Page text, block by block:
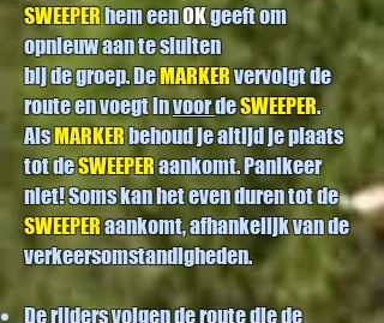
SWEEPERhem eenOKgeeftom
opnieuw aan te sluiten
bij de groep.DeMARKERvervolgt de
route en voegt invoordeSWEEPER.
AlsMARKERbehoud je altijd je plaats
tot deSWEEPERaankomt.Panikeer
niet! Soms kan het even duren tot de
SWEEPERaankomt,afhankelijk van de
verkeersomstandigheden.
De rijders volgen de route die de